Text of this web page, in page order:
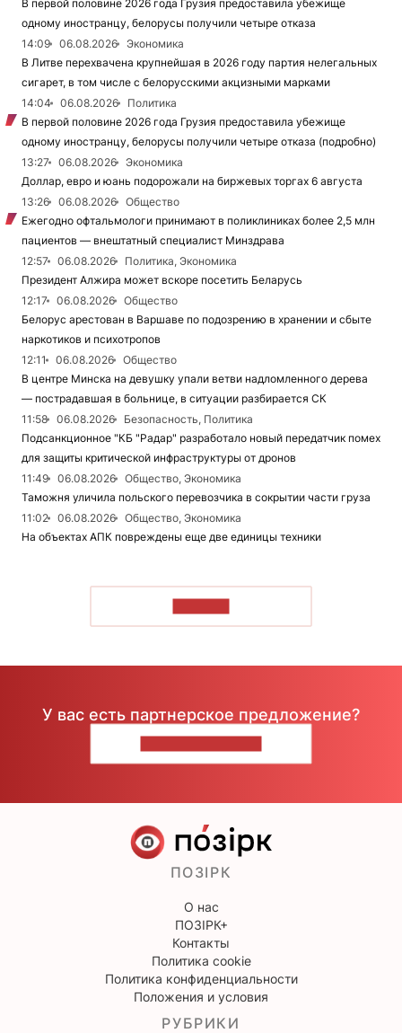
В первой половине 2026 года Грузия предоставила убежище
одному иностранцу, белорусы получили четыре отказа
14:09
06.08.2026
Экономика
В Литве перехвачена крупнейшая в 2026 году партия нелегальных
сигарет, в том числе с белорусскими акцизными марками
14:04
06.08.2026
Политика
В первой половине 2026 года Грузия предоставила убежище
одному иностранцу, белорусы получили четыре отказа (подробно)
13:27
06.08.2026
Экономика
Доллар, евро и юань подорожали на биржевых торгах 6 августа
13:26
06.08.2026
Общество
Ежегодно офтальмологи принимают в поликлиниках более 2,5 млн
пациентов — внештатный специалист Минздрава
12:57
06.08.2026
Политика, Экономика
Президент Алжира может вскоре посетить Беларусь
12:17
06.08.2026
Общество
Белорус арестован в Варшаве по подозрению в хранении и сбыте
наркотиков и психотропов
12:11
06.08.2026
Общество
В центре Минска на девушку упали ветви надломленного дерева
— пострадавшая в больнице, в ситуации разбирается СК
11:58
06.08.2026
Безопасность, Политика
Подсанкционное "КБ "Радар" разработало новый передатчик помех
для защиты критической инфраструктуры от дронов
11:49
06.08.2026
Общество, Экономика
Таможня уличила польского перевозчика в сокрытии части груза
11:02
06.08.2026
Общество, Экономика
На объектах АПК повреждены еще две единицы техники
У вас есть партнерское предложение?
ПОЗІРК
О нас
ПОЗІРК+
Контакты
Политика cookie
Политика конфиденциальности
Положения и условия
РУБРИКИ